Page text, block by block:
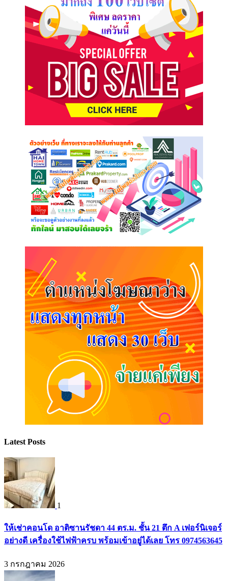
Latest Posts
1
ให้เช่าคอนโด อาติซานรัชดา 44 ตร.ม. ชั้น 21 ตึก A เฟอร์นิเจอร์
อย่างดี เครื่องใช้ไฟฟ้าครบ พร้อมเข้าอยู่ได้เลย โทร 0974563645
3 กรกฎาคม 2026